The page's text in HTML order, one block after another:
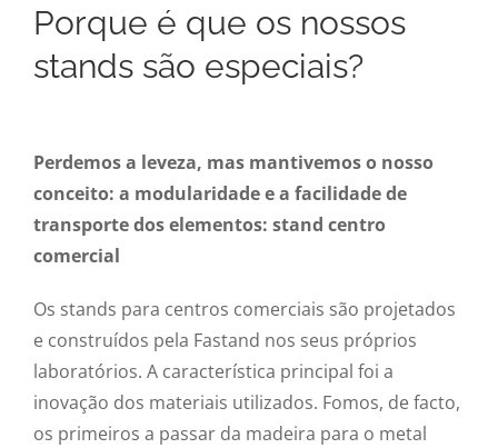
Porque é que os nossos
stands são especiais?
Perdemos a leveza, mas mantivemos o nosso
conceito: a modularidade e a facilidade de
transporte dos elementos: stand centro
comercial
Os stands para centros comerciais são projetados
e construídos pela Fastand nos seus próprios
laboratórios. A característica principal foi a
inovação dos materiais utilizados. Fomos, de facto,
os primeiros a passar da madeira para o metal